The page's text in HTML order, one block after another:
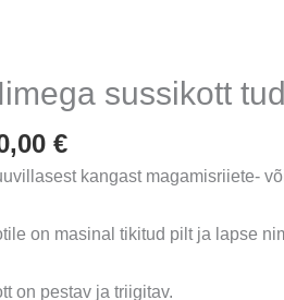
sussikott
€
kangast magamisriiete-
on masinal tikitud pilt ja lapse
on pestav ja triigitav.